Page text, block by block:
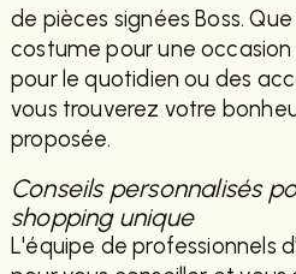
de pièces signées Boss.
costume pour une
pour le quotidien ou des
vous trouverez votre
proposée.
Conseils personnalisés
shopping unique
L'équipe de professionnels